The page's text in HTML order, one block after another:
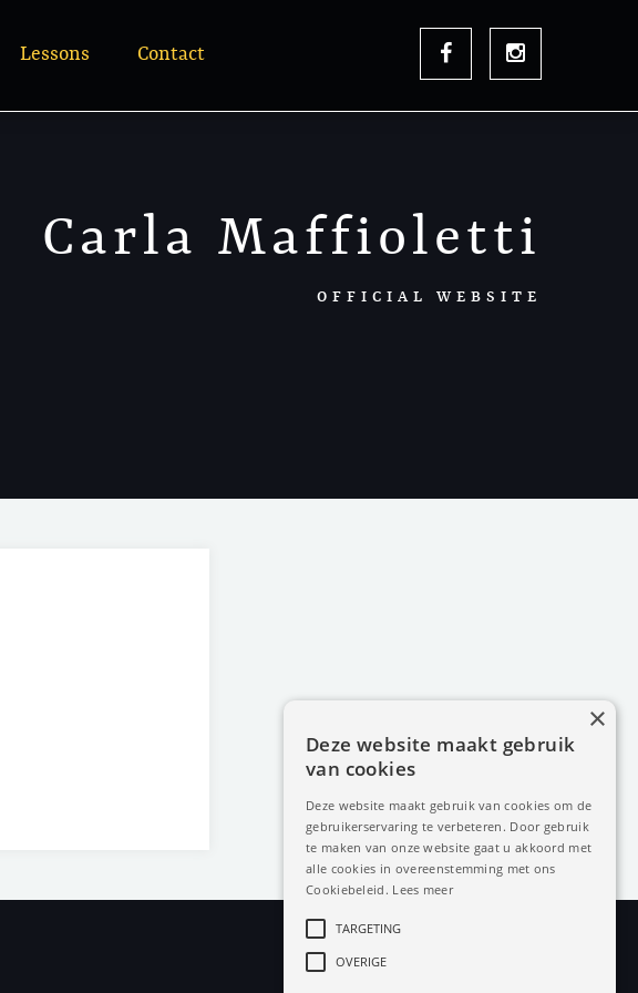
Lessons Contact
Carla Maffioletti
OFFICIAL WEBSITE
Deze website maakt gebruik
van cookies
Deze website maakt gebruik van cookies om de
gebruikerservaring te verbeteren. Door gebruik
te maken van onze website gaat u akkoord met
alle cookies in overeenstemming met ons
Cookiebeleid. Lees meer
TARGETING
OVERIGE
×